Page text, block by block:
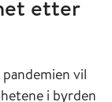
etter
vil
i byrden